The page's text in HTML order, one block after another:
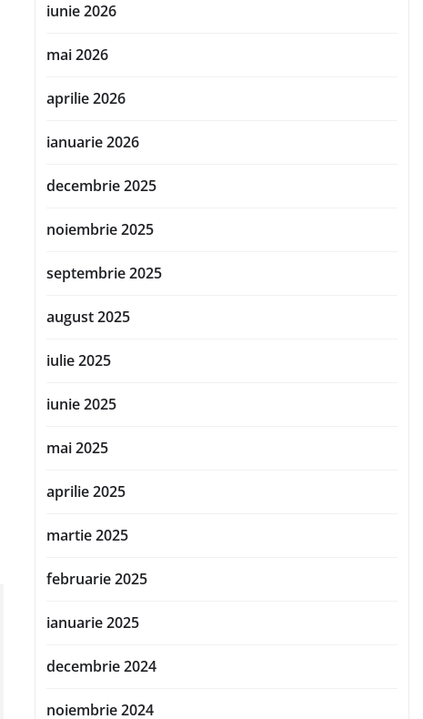
iunie 2026
mai 2026
aprilie 2026
ianuarie 2026
decembrie 2025
noiembrie 2025
septembrie 2025
august 2025
iulie 2025
iunie 2025
mai 2025
aprilie 2025
martie 2025
februarie 2025
ianuarie 2025
decembrie 2024
noiembrie 2024